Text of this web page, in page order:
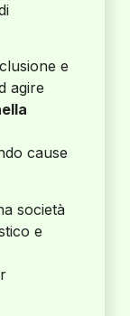
e
agire
cause
società
e